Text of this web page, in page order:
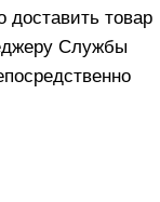
товар
Службы